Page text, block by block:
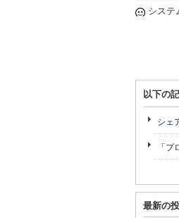
システ
以下の
シェ
「
最新の